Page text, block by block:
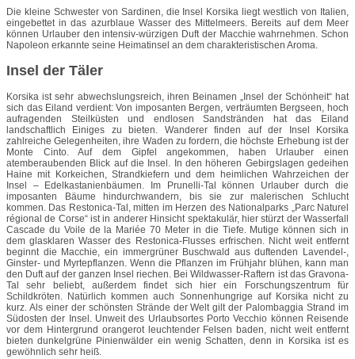
Die kleine Schwester von Sardinen, die Insel Korsika liegt westlich von Italien,
eingebettet in das azurblaue Wasser des Mittelmeers. Bereits auf dem Meer
können Urlauber den intensiv-würzigen Duft der Macchie wahrnehmen. Schon
Napoleon erkannte seine Heimatinsel an dem charakteristischen Aroma.
Insel der Täler
Korsika ist sehr abwechslungsreich, ihren Beinamen „Insel der Schönheit“ hat
sich das Eiland verdient: Von imposanten Bergen, verträumten Bergseen, hoch
aufragenden Steilküsten und endlosen Sandstränden hat das Eiland
landschaftlich Einiges zu bieten. Wanderer finden auf der Insel Korsika
zahlreiche Gelegenheiten, ihre Waden zu fordern, die höchste Erhebung ist der
Monte Cinto. Auf dem Gipfel angekommen, haben Urlauber einen
atemberaubenden Blick auf die Insel. In den höheren Gebirgslagen gedeihen
Haine mit Korkeichen, Strandkiefern und dem heimlichen Wahrzeichen der
Insel – Edelkastanienbäumen. Im Prunelli-Tal können Urlauber durch die
imposanten Bäume hindurchwandern, bis sie zur malerischen Schlucht
kommen. Das Restonica-Tal, mitten im Herzen des Nationalparks „Parc Naturel
régional de Corse“ ist in anderer Hinsicht spektakulär, hier stürzt der Wasserfall
Cascade du Voile de la Mariée 70 Meter in die Tiefe. Mutige können sich in
dem glasklaren Wasser des Restonica-Flusses erfrischen. Nicht weit entfernt
beginnt die Macchie, ein immergrüner Buschwald aus duftenden Lavendel-,
Ginster- und Myrtepflanzen. Wenn die Pflanzen im Frühjahr blühen, kann man
den Duft auf der ganzen Insel riechen. Bei Wildwasser-Raftern ist das Gravona-
Tal sehr beliebt, außerdem findet sich hier ein Forschungszentrum für
Schildkröten. Natürlich kommen auch Sonnenhungrige auf Korsika nicht zu
kurz. Als einer der schönsten Strände der Welt gilt der Palombaggia Strand im
Südosten der Insel. Unweit des Urlaubsortes Porto Vecchio können Reisende
vor dem Hintergrund orangerot leuchtender Felsen baden, nicht weit entfernt
bieten dunkelgrüne Pinienwälder ein wenig Schatten, denn in Korsika ist es
gewöhnlich sehr heiß.